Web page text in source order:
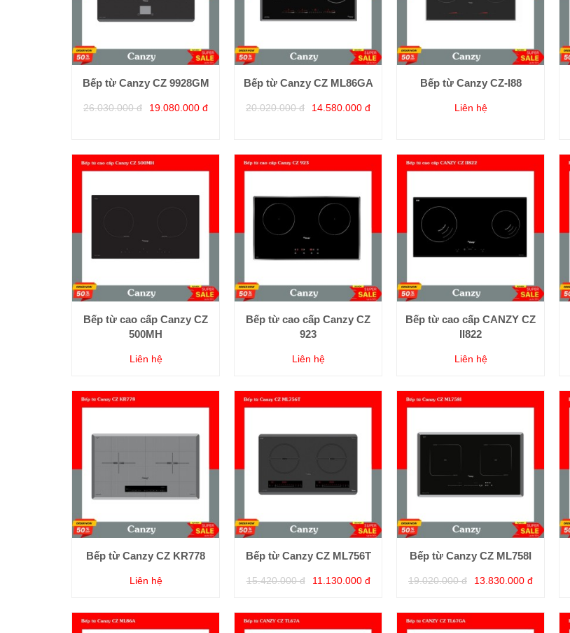
Bếp từ Canzy CZ 9928GM
26.030.000 đ 19.080.000 đ
Bếp từ Canzy CZ ML86GA
20.020.000 đ 14.580.000 đ
Bếp từ Canzy CZ-I88
Liên hệ
Bếp từ cao cấp Canzy CZ
500MH
Liên hệ
Bếp từ cao cấp Canzy CZ
923
Liên hệ
Bếp từ cao cấp CANZY CZ
II822
Liên hệ
Bếp từ Canzy CZ KR778
Liên hệ
Bếp từ Canzy CZ ML756T
15.420.000 đ 11.130.000 đ
Bếp từ Canzy CZ ML758I
19.020.000 đ 13.830.000 đ